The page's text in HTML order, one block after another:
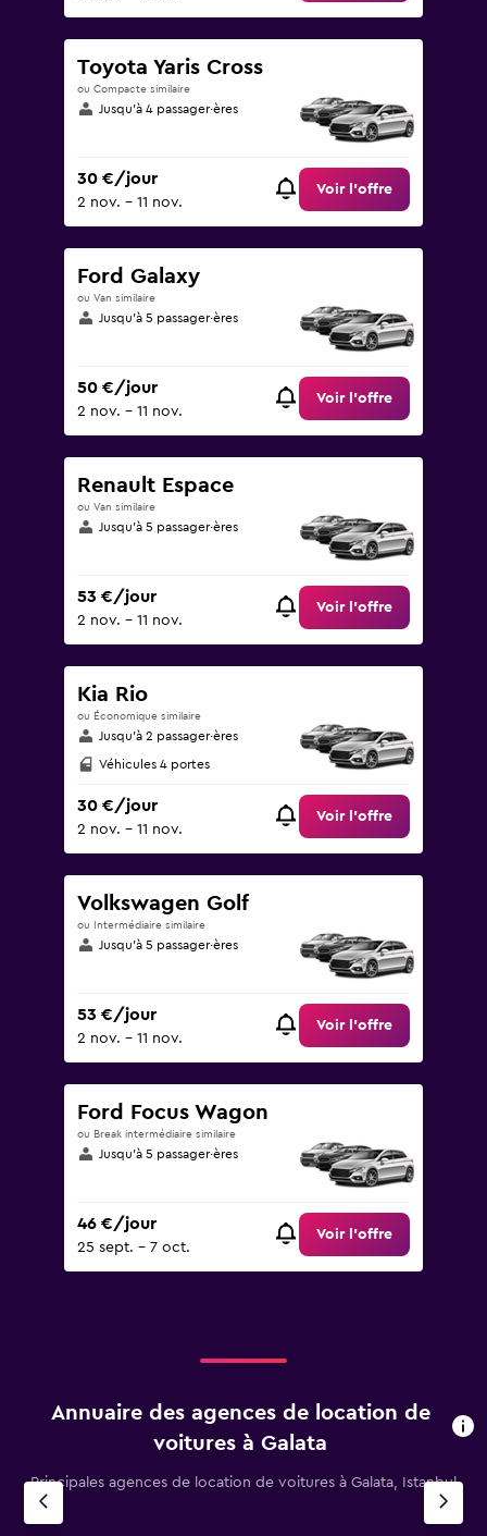
Toyota Yaris Cross
ou Compacte similaire
Jusqu’à 4 passager·ères
30 €/jour
2 nov. - 11 nov.
Voir l’offre
Ford Galaxy
ou Van similaire
Jusqu’à 5 passager·ères
50 €/jour
2 nov. - 11 nov.
Voir l’offre
Renault Espace
ou Van similaire
Jusqu’à 5 passager·ères
53 €/jour
2 nov. - 11 nov.
Voir l’offre
Kia Rio
ou Économique similaire
Jusqu’à 2 passager·ères
Véhicules 4 portes
30 €/jour
2 nov. - 11 nov.
Voir l’offre
Volkswagen Golf
ou Intermédiaire similaire
Jusqu’à 5 passager·ères
53 €/jour
2 nov. - 11 nov.
Voir l’offre
Ford Focus Wagon
ou Break intermédiaire similaire
Jusqu’à 5 passager·ères
46 €/jour
25 sept. - 7 oct.
Voir l’offre
Annuaire des agences de location de
voitures à Galata
Principales agences de location de voitures à Galata, Istanbul